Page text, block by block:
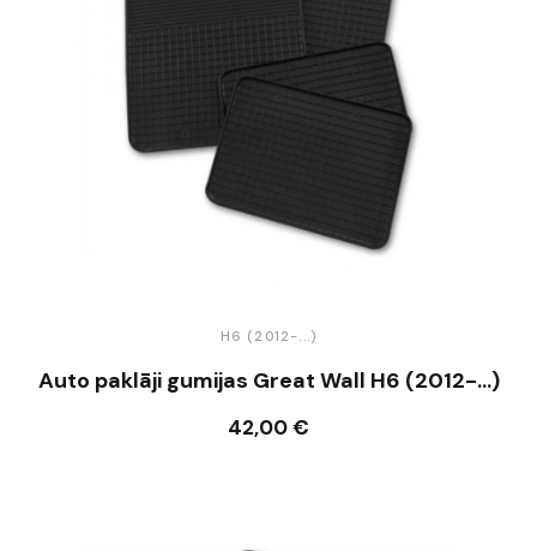
H6 (2012-...)
Auto paklāji gumijas Great Wall H6 (2012-...)
42,00 €
Ielikt grozā